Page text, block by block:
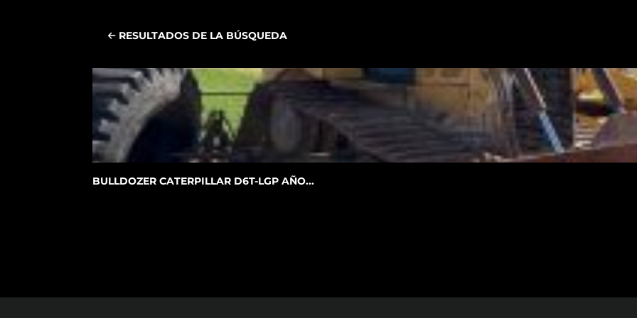
RESULTADOS DE LA BÚSQUEDA
BULLDOZER CATERPILLAR D6T-LGP AÑO...